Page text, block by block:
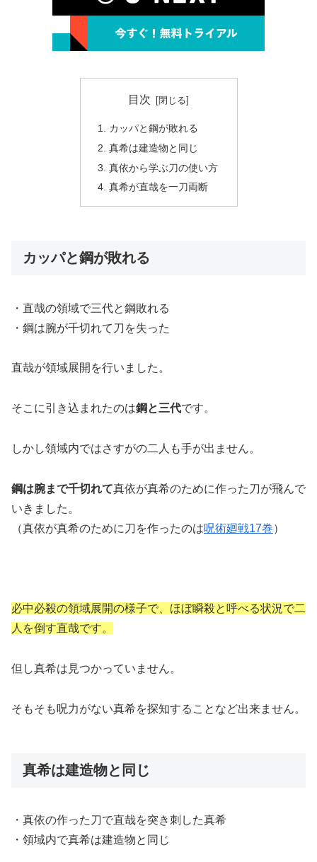
目次
カッパと鋼が敗れる
真希は建造物と同じ
真依から学ぶ刀の使い方
真希が直哉を一刀両断
カッパと鋼が敗れる
・直哉の領域で三代と鋼敗れる
・鋼は腕が千切れて刀を失った
直哉が領域展開を行いました。
そこに引き込まれたのは鋼と三代です。
しかし領域内ではさすがの二人も手が出ません。
鋼は腕まで千切れて真依が真希のために作った刀が飛んで
いきました。
（真依が真希のために刀を作ったのは呪術廻戦17巻）
必中必殺の領域展開の様子で、ほぼ瞬殺と呼べる状況で二
人を倒す直哉です。
但し真希は見つかっていません。
そもそも呪力がない真希を探知することなど出来ません。
真希は建造物と同じ
・真依の作った刀で直哉を突き刺した真希
・領域内で真希は建造物と同じ